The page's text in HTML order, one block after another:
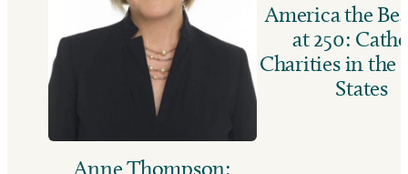
Anne Thompson:
America the
at 250:
Charities in the
States